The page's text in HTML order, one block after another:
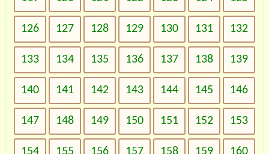
126 127 128 129 130 131 132
133 134 135 136 137 138 139
140 141 142 143 144 145 146
147 148 149 150 151 152 153
154 155 156 157 158 159 160